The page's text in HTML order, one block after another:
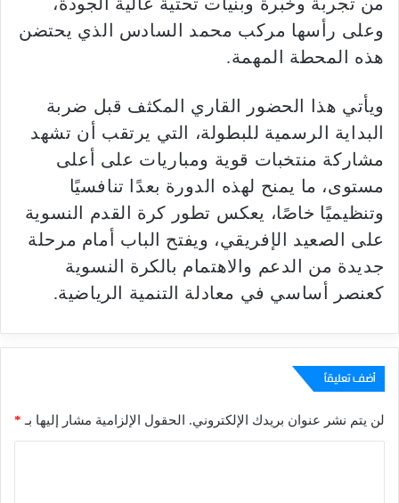
وعلى رأسها مركب محمد السادس الذي يحتضن
هذه المحطة المهمة.
ويأتي هذا الحضور القاري المكثف قبل ضربة
البداية الرسمية للبطولة، التي يرتقب أن تشهد
مشاركة منتخبات قوية ومباريات على أعلى
مستوى، ما يمنح لهذه الدورة بعدًا تنافسيًا
وتنظيميًا خاصًا، يعكس تطور كرة القدم النسوية
على الصعيد الإفريقي، ويفتح الباب أمام مرحلة
جديدة من الدعم والاهتمام بالكرة النسوية
كعنصر أساسي في معادلة التنمية الرياضية.
أضف تعليقاً
لن يتم نشر عنوان بريدك الإلكتروني. الحقول الإلزامية مشار إليها بـ *